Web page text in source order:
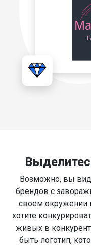
Возможно, вы
брендов с
своем окружении
хотите
живых в
быть логотип,